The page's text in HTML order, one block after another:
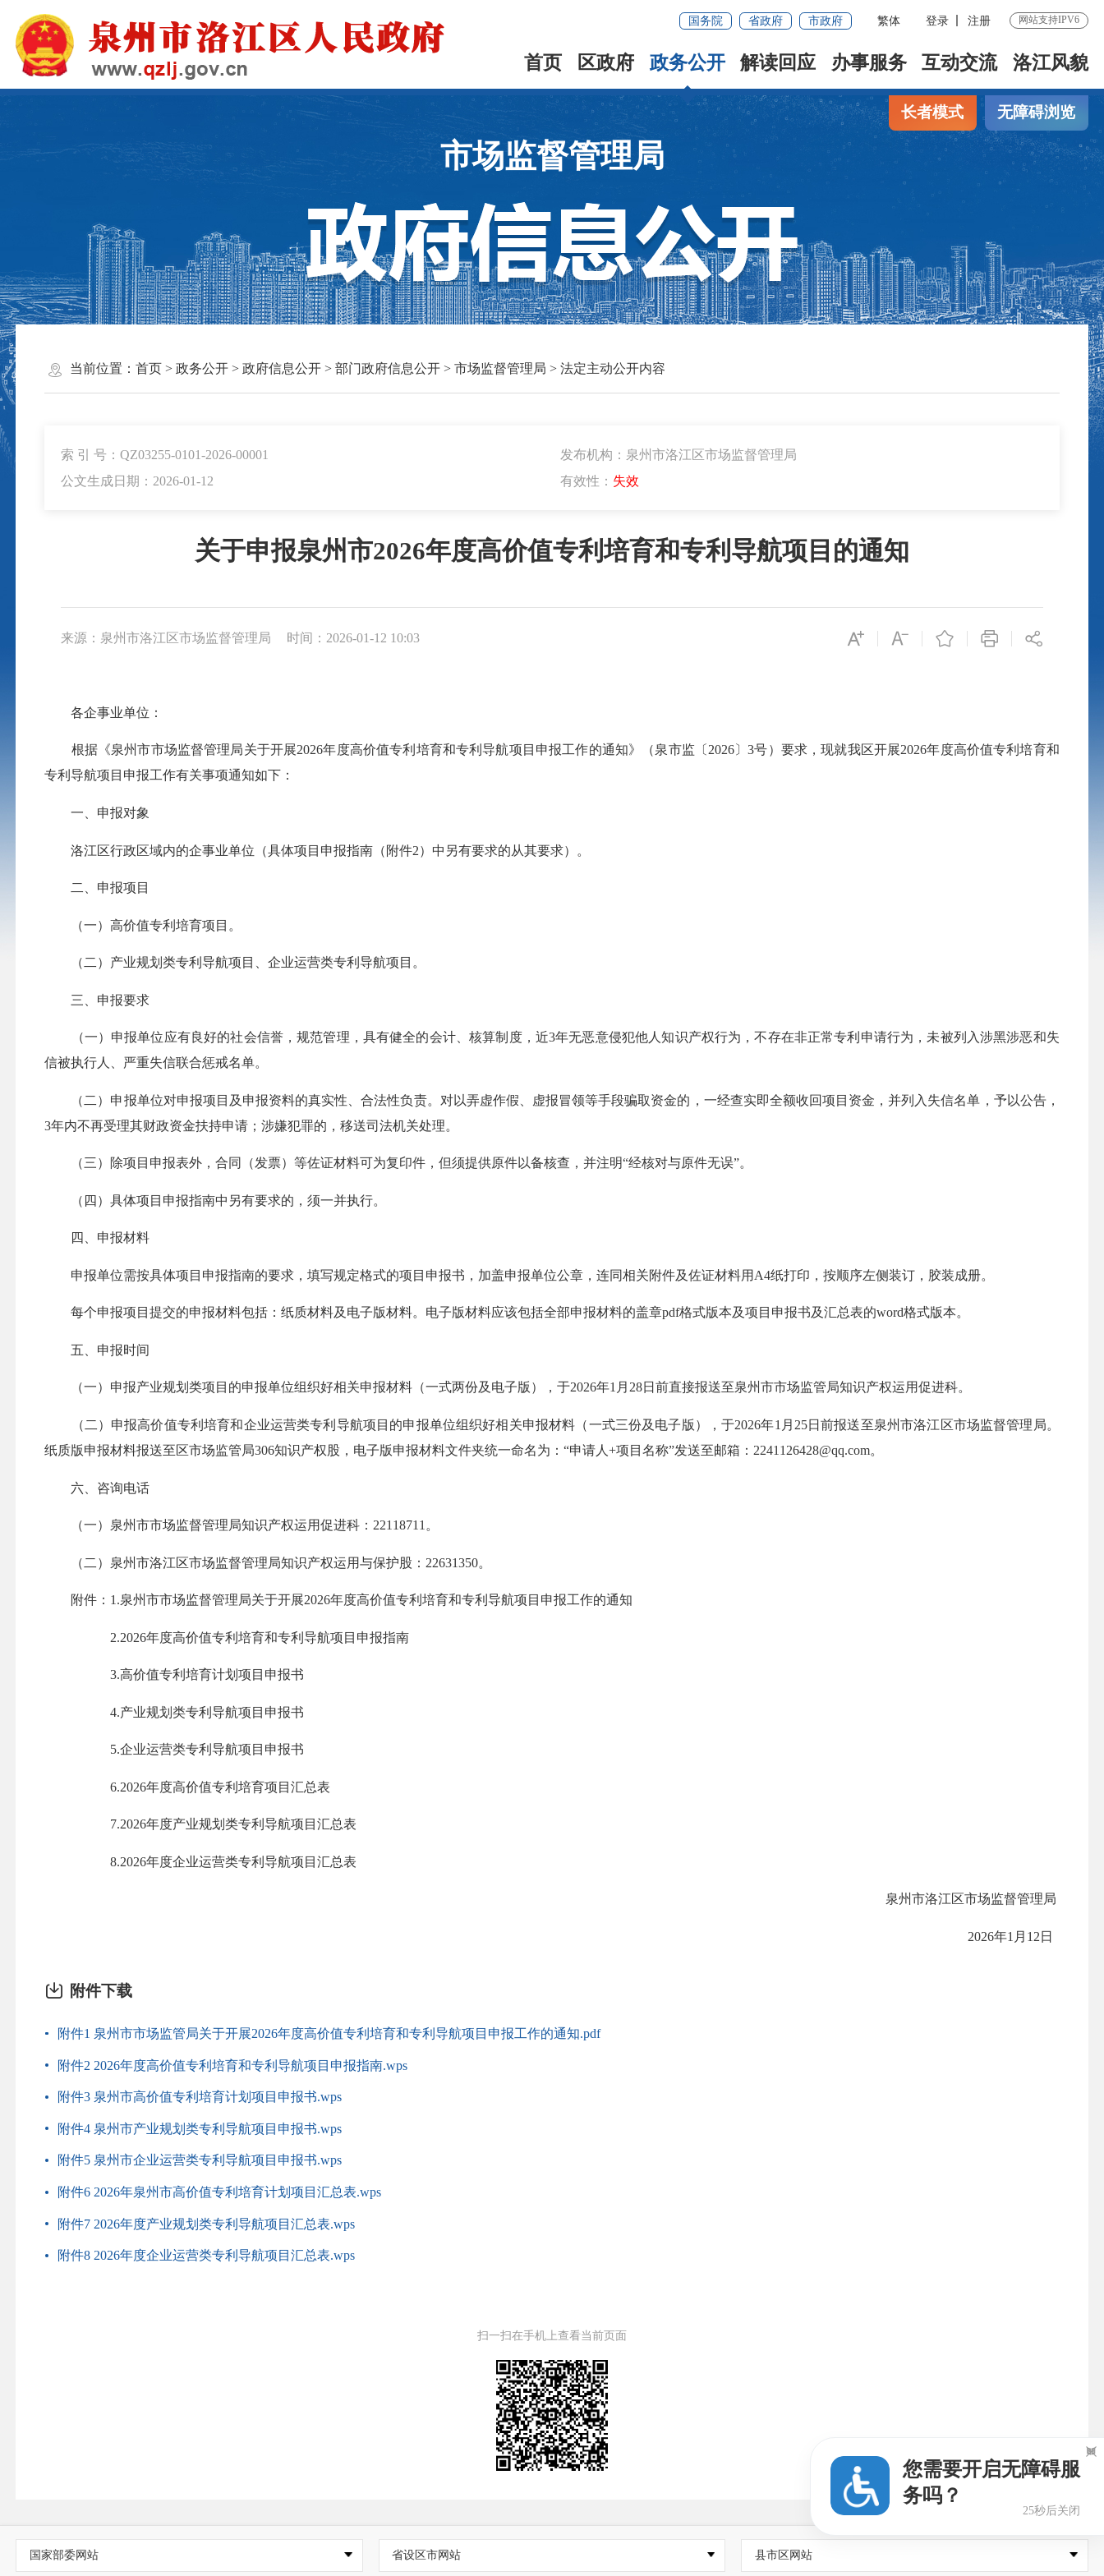
国务院 省政府 市政府 繁体 登录 注册 网站支持IPV6
首页 区政府 政务公开 解读回应 办事服务 互动交流 洛江风貌
长者模式 无障碍浏览
市场监督管理局
当前位置： 首页> 政务公开> 政府信息公开> 部门政府信息公开> 市场监督管理局 > 法定主动公开内容
索 引 号：QZ03255-0101-2026-00001
发布机构：泉州市洛江区市场监督管理局
公文生成日期：2026-01-12
有效性： 失效
关于申报泉州市2026年度高价值专利培育和专利导航项目的通知
来源：泉州市洛江区市场监督管理局 时间：2026-01-12 10:03
各企事业单位：
根据《泉州市市场监督管理局关于开展2026年度高价值专利培育和专利导航项目申报工作的通知》（泉市监 〔2026〕3号）要求，现就我区开展2026年度高价值专利培育和
专利导航项目申报工作有关事项通知如下：
一、申报对象
洛江区行政区域内的企事业单位（具体项目申报指南（附件2）中另有要求的从其要求）。
二、申报项目
（一）高价值专利培育项目。
（二）产业规划类专利导航项目、企业运营类专利导航项目。
三、申报要求
（一）申报单位应有良好的社会信誉，规范管理，具有健全的会计、核算制度，近3年无恶意侵犯他人知识产权行为，不存在非正常专利申请行为，未被列入涉黑涉恶和失
信被执行人、严重失信联合惩戒名单。
（二）申报单位对申报项目及申报资料的真实性、合法性负责。对以弄虚作假、虚报冒领等手段骗取资金的，一经查实即全额收回项目资金，并列入失信名单，予以公告，
3年内不再受理其财政资金扶持申请；涉嫌犯罪的，移送司法机关处理。
（三）除项目申报表外，合同（发票）等佐证材料可为复印件，但须提供原件以备核查，并注明“经核对与原件无误”。
（四）具体项目申报指南中另有要求的，须一并执行。
四、申报材料
申报单位需按具体项目申报指南的要求，填写规定格式的项目申报书，加盖申报单位公章，连同相关附件及佐证材料用A4纸打印，按顺序左侧装订，胶装成册。
每个申报项目提交的申报材料包括：纸质材料及电子版材料。电子版材料应该包括全部申报材料的盖章pdf格式版本及项目申报书及汇总表的word格式版本。
五、申报时间
（一）申报产业规划类项目的申报单位组织好相关申报材料（一式两份及电子版），于2026年1月28日前直接报送至泉州市市场监管局知识产权运用促进科。
（二）申报高价值专利培育和企业运营类专利导航项目的申报单位组织好相关申报材料（一式三份及电子版），于2026年1月25日前报送至泉州市洛江区市场监督管理局。
纸质版申报材料报送至区市场监管局306知识产权股，电子版申报材料文件夹统一命名为：“申请人+项目名称”发送至邮箱： 2241126428@qq.com。
六、咨询电话
（一）泉州市市场监督管理局知识产权运用促进科：22118711。
（二）泉州市洛江区市场监督管理局知识产权运用与保护股：22631350。
附件：1.泉州市市场监督管理局关于开展2026年度高价值专利培育和专利导航项目申报工作的通知
2.2026年度高价值专利培育和专利导航项目申报指南
3.高价值专利培育计划项目申报书
4.产业规划类专利导航项目申报书
5.企业运营类专利导航项目申报书
6.2026年度高价值专利培育项目汇总表
7.2026年度产业规划类专利导航项目汇总表
8.2026年度企业运营类专利导航项目汇总表
泉州市洛江区市场监督管理局
2026年1月12日
附件下载
附件1 泉州市市场监管局关于开展2026年度高价值专利培育和专利导航项目申报工作的通知.pdf
附件2 2026年度高价值专利培育和专利导航项目申报指南.wps
附件3 泉州市高价值专利培育计划项目申报书.wps
附件4 泉州市产业规划类专利导航项目申报书.wps
附件5 泉州市企业运营类专利导航项目申报书.wps
附件6 2026年泉州市高价值专利培育计划项目汇总表.wps
附件7 2026年度产业规划类专利导航项目汇总表.wps
附件8 2026年度企业运营类专利导航项目汇总表.wps
扫一扫在手机上查看当前页面
国家部委网站 省设区市网站 县市区网站
您需要开启无障碍服
务吗？
25秒后关闭
